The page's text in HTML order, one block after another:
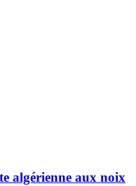
algérienne aux noix